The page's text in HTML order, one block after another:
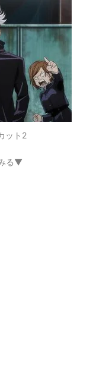
ット2
る▼